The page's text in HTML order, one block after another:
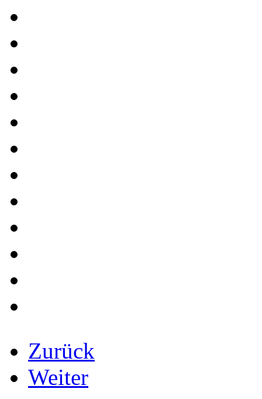
Zurück
Weiter